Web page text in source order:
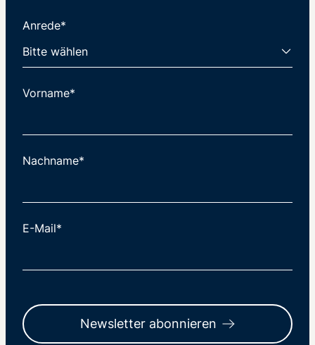
Anrede*
Vorname*
Nachname*
E-Mail*
Newsletter abonnieren